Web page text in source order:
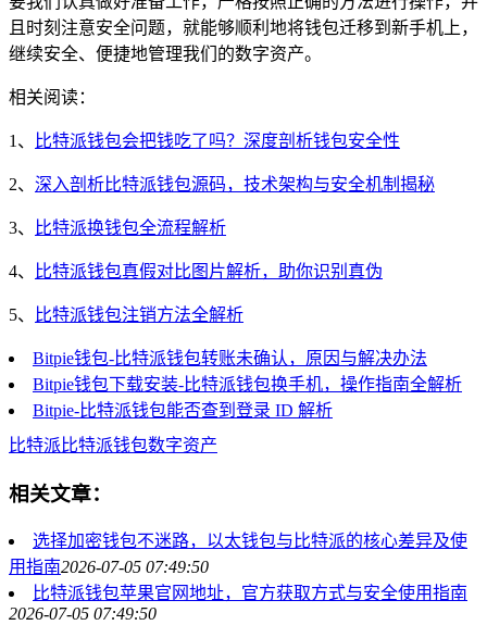
且时刻注意安全问题，就能够顺利地将钱包迁移到新手机上，
继续安全、便捷地管理我们的数字资产。
相关阅读：
1、 比特派钱包会把钱吃了吗？深度剖析钱包安全性
2、 深入剖析比特派钱包源码，技术架构与安全机制揭秘
3、 比特派换钱包全流程解析
4、 比特派钱包真假对比图片解析，助你识别真伪
5、 比特派钱包注销方法全解析
Bitpie钱包-比特派钱包转账未确认，原因与解决办法
Bitpie钱包下载安装-比特派钱包换手机，操作指南全解析
Bitpie-比特派钱包能否查到登录 ID 解析
比特派 比特派钱包数字资产
相关文章：
选择加密钱包不迷路，以太钱包与比特派的核心差异及使
用指南2026-07-05 07:49:50
比特派钱包苹果官网地址，官方获取方式与安全使用指南
2026-07-05 07:49:50